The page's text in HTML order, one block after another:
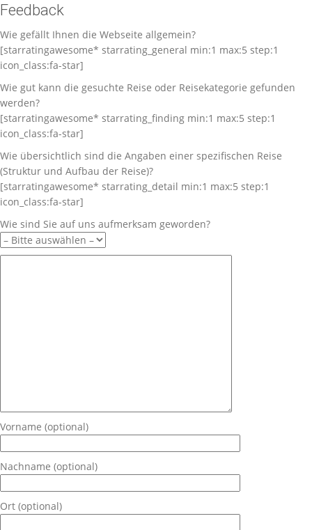
Feedback
Wie gefällt Ihnen die Webseite allgemein?
[starratingawesome* starrating_general min:1 max:5 step:1
icon_class:fa-star]
Wie gut kann die gesuchte Reise oder Reisekategorie gefunden
werden?
[starratingawesome* starrating_finding min:1 max:5 step:1
icon_class:fa-star]
Wie übersichtlich sind die Angaben einer spezifischen Reise
(Struktur und Aufbau der Reise)?
[starratingawesome* starrating_detail min:1 max:5 step:1
icon_class:fa-star]
Wie sind Sie auf uns aufmerksam geworden?
Vorname (optional)
Nachname (optional)
Ort (optional)